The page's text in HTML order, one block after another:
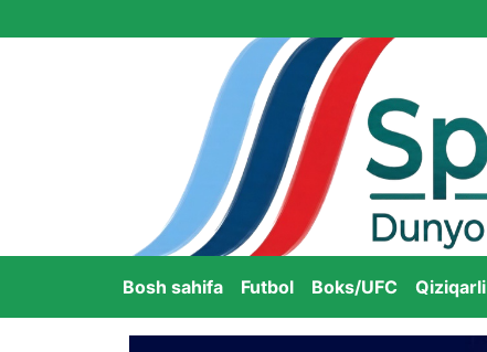
Bosh sahifa Futbol Boks/UFC Qiziqarli